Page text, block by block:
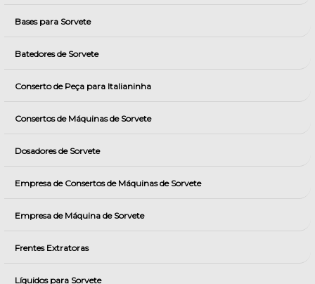
Bases para Sorvete
Batedores de Sorvete
Conserto de Peça para Italianinha
Consertos de Máquinas de Sorvete
Dosadores de Sorvete
Empresa de Consertos de Máquinas de Sorvete
Empresa de Máquina de Sorvete
Frentes Extratoras
Líquidos para Sorvete